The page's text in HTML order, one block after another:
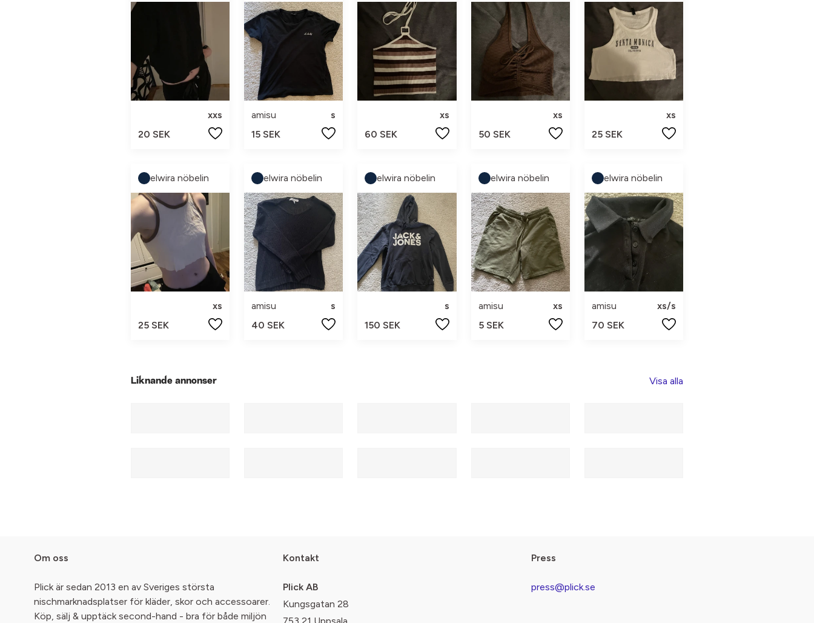
xxs
20 SEK
amisu
s
15 SEK
xs
60 SEK
xs
50 SEK
xs
25 SEK
elwira nöbelin
xs
25 SEK
elwira nöbelin
amisu
s
40 SEK
elwira nöbelin
s
150 SEK
elwira nöbelin
amisu
xs
5 SEK
elwira nöbelin
amisu
xs/s
70 SEK
Liknande annonser Visa alla
Om oss
Plick är sedan 2013 en av Sveriges största
nischmarknadsplatser för kläder, skor och accessoarer.
Köp, sälj & upptäck second-hand - bra för både miljön
Kontakt
Plick AB
Kungsgatan 28
Press
press@plick.se